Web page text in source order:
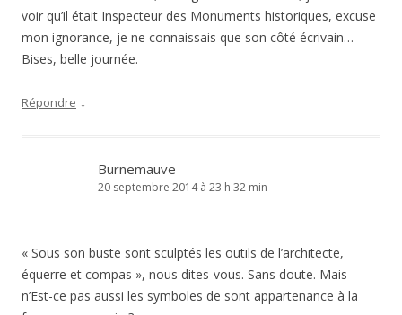
voir qu’il était Inspecteur des Monuments historiques, excuse
mon ignorance, je ne connaissais que son côté écrivain…
Bises, belle journée.
Répondre ↓
Burnemauve
20 septembre 2014 à 23 h 32 min
« Sous son buste sont sculptés les outils de l’architecte,
équerre et compas », nous dites-vous. Sans doute. Mais
n’Est-ce pas aussi les symboles de sont appartenance à la